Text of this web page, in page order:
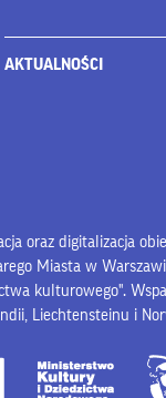
AKTUALNOŚCI
oraz digitalizacja
Miasta w
kulturowego".
Liechtensteinu i